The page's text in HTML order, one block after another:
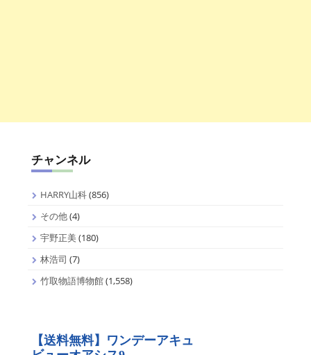
チャンネル
HARRY山科(856)
その他(4)
宇野正美(180)
林浩司 (7)
竹取物語博物館(1,558)